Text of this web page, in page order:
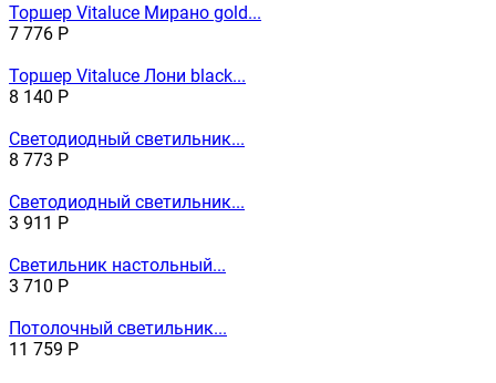
Торшер Vitaluce Мирано gold...
7 776 Р
Торшер Vitaluce Лони black...
8 140 Р
Светодиодный светильник...
8 773 Р
Светодиодный светильник...
3 911 Р
Светильник настольный...
3 710 Р
Потолочный светильник...
11 759 Р